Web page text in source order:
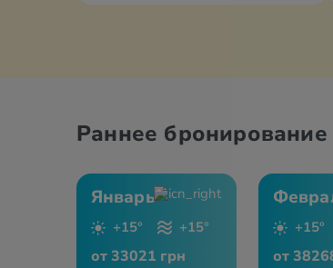
Раннее бронирование
Январь
+15° +15°
от 33021 грн
+15°
от